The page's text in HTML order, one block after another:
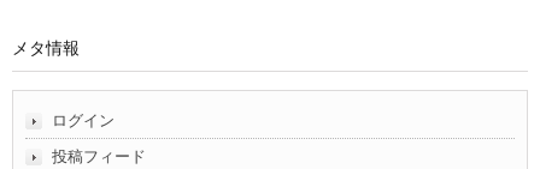
メタ情報
ログイン
投稿フィード